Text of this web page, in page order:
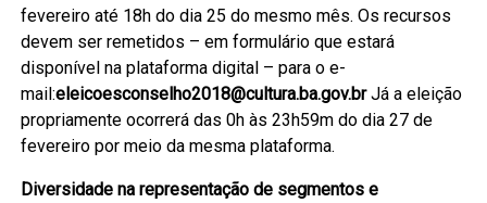
fevereiro até 18h do dia 25 do mesmo mês. Os recursos
devem ser remetidos – em formulário que estará
disponível na plataforma digital – para o e-
mail:eleicoesconselho2018@cultura.ba.gov.brJá a eleição
propriamente ocorrerá das 0h às 23h59m do dia 27 de
fevereiro por meio da mesma plataforma.
Diversidade na representação de segmentos e